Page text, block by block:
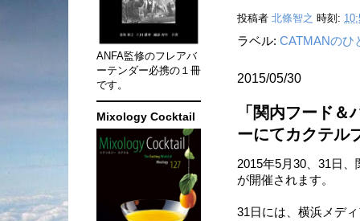
投稿者 北條智之 時刻:
ラベル: CATMANのひ
2015/05/30
「関内フード
ーにてカクテル
2015年5月30、31日
が開催されます。
31日には、横浜メデ
ANFA監修のフレアバ
ーテンダー必携の１冊
です。
Mixology Cocktail